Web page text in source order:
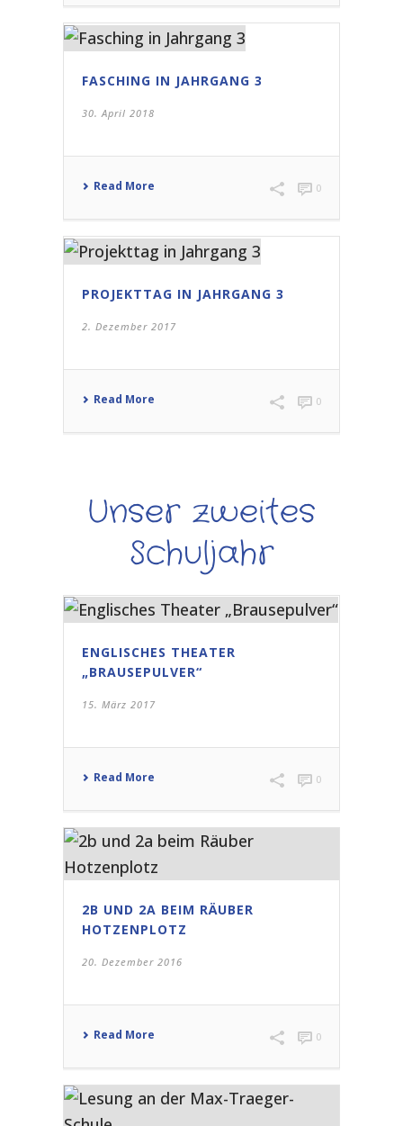
FASCHING IN JAHRGANG 3
30. April 2018
Read More 0
PROJEKTTAG IN JAHRGANG 3
2. Dezember 2017
Read More 0
Unser zweites
Schuljahr
ENGLISCHES THEATER
„BRAUSEPULVER“
15. März 2017
Read More 0
2B UND 2A BEIM RÄUBER
HOTZENPLOTZ
20. Dezember 2016
Read More 0